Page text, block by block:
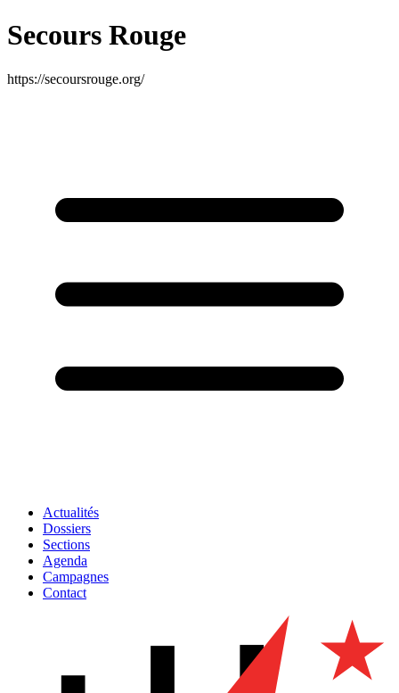
Secours Rouge
https://secoursrouge.org/
Actualités
Dossiers
Sections
Agenda
Campagnes
Contact